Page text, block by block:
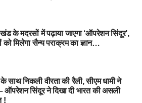
दहशतगर्दों को पालने वाले मुल्क को तबाह
IndiaBorderSecurity
#
BORDER SECURITY
के मदरसों में पढ़ाया जाएगा ‘ऑपरेशन सिंदूर’,
को मिलेगा सैन्य पराक्रम का ज्ञान…
साथ निकली वीरता की रैली, सीएम धामी ने
ऑपरेशन सिंदूर ने दिखा दी भारत की असली
!